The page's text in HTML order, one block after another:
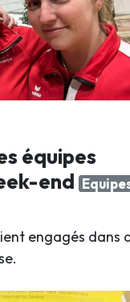
équipes
end
engagés dans